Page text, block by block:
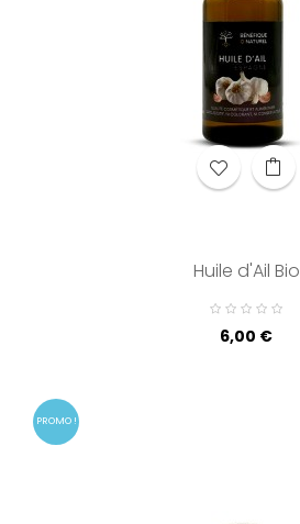
Huile d'Ail Bio
Prix
6,00 €
PROMO !